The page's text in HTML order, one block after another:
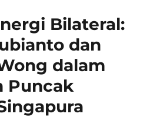
Bilateral:
dan
dalam
Puncak